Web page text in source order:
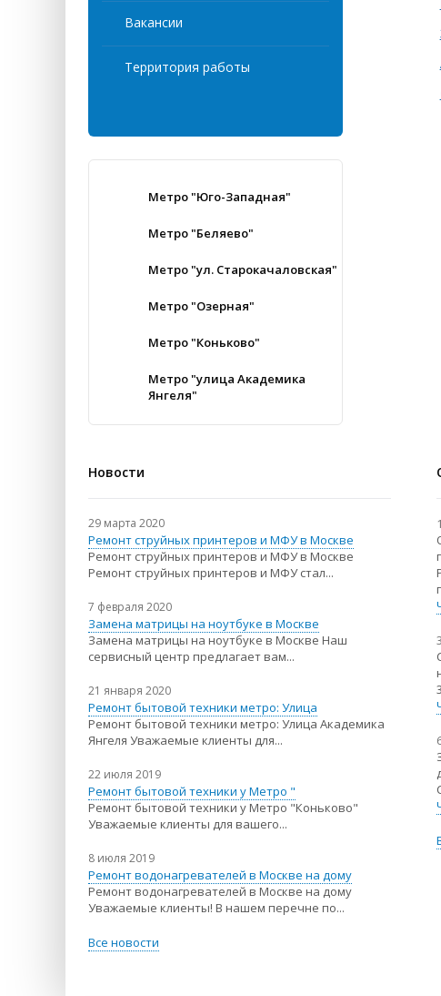
Вакансии
Территория работы
Метро "Юго-Западная"
Метро "Беляево"
Метро "ул. Старокачаловская"
Метро "Озерная"
Метро "Коньково"
Метро "улица Академика
Янгеля"
Новости
29 марта 2020
Ремонт струйных принтеров и МФУ в Москве
Ремонт струйных принтеров и МФУ в Москве
Ремонт струйных принтеров и МФУ стал...
7 февраля 2020
Замена матрицы на ноутбуке в Москве
Замена матрицы на ноутбуке в Москве Наш
сервисный центр предлагает вам...
21 января 2020
Ремонт бытовой техники метро: Улица
Ремонт бытовой техники метро: Улица Академика
Янгеля Уважаемые клиенты для...
22 июля 2019
Ремонт бытовой техники у Метро "
Ремонт бытовой техники у Метро "Коньково"
Уважаемые клиенты для вашего...
8 июля 2019
Ремонт водонагревателей в Москве на дому
Ремонт водонагревателей в Москве на дому
Уважаемые клиенты! В нашем перечне по...
Все новости